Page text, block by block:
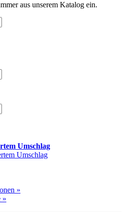
aus unserem Katalog ein.
Umschlag
»
»